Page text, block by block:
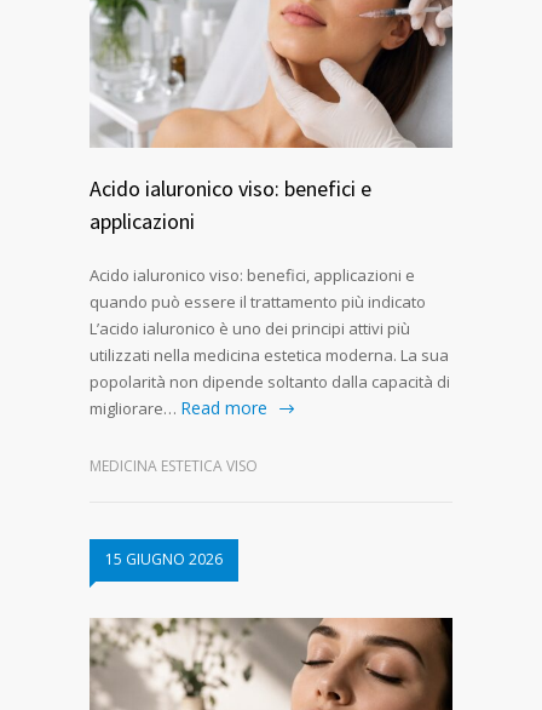
Acido ialuronico viso: benefici e
applicazioni
Acido ialuronico viso: benefici, applicazioni e
quando può essere il trattamento più indicato
L’acido ialuronico è uno dei principi attivi più
utilizzati nella medicina estetica moderna. La sua
popolarità non dipende soltanto dalla capacità di
migliorare… Read more
MEDICINA ESTETICA VISO
15 GIUGNO 2026